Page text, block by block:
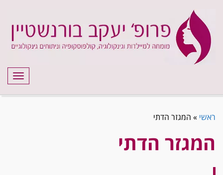
ראשי » המגזר הדתי
המגזר הדתי